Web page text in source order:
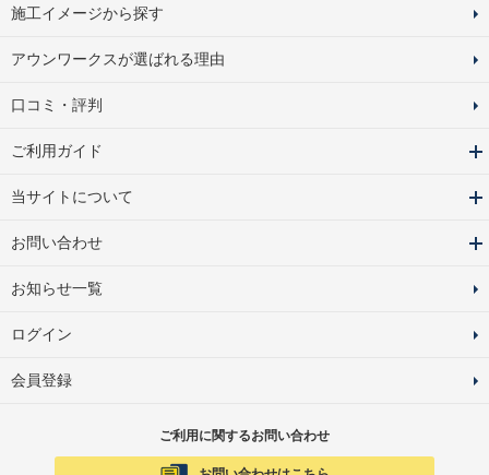
施工イメージから探す
アウンワークスが選ばれる理由
口コミ・評判
ご利用ガイド
当サイトについて
お問い合わせ
お知らせ一覧
ログイン
会員登録
ご利用に関するお問い合わせ